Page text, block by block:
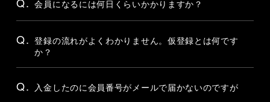
会員になるには何日くらいかかりますか？
Q. 登録の流れがよくわかりません。仮登録とは何です
か？
Q. 入金したのに会員番号がメールで届かないのですが